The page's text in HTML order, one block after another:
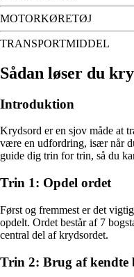
MOTORKØRETØJ
TRANSPORTMIDDEL
Sådan løser du
Introduktion
Krydsord er en sjov måde at
være en udfordring, især når
guide dig trin for trin, så du
Trin 1: Opdel ordet
Først og fremmest er det
opdelt. Ordet består af 7
central del af krydsordet.
Trin 2: Brug af kendte